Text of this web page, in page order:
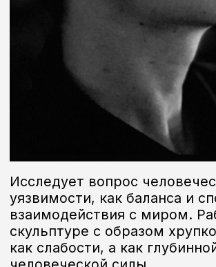
уязвимости, как баланса и способа
взаимодействия с миром. Работает в
скульптуре с образом хрупкости — не
как слабости, а как глубинной формы
человеческой силы.
Живёт и работает в Санкт-Петербурге.
По настоящему самобытно высказывание
автора зазвучало в его скульптурных работах,
посредством которых он рассуждает об
уязвимости и хрупкости человеческого
существования. О тонком балансе между
внутренним и внешним миром.
Его скульптуры строят по-настоящему